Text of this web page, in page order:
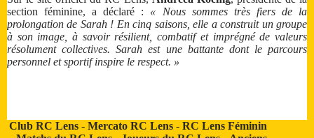
section féminine, a déclaré : « Nous sommes très fiers de la
prolongation de Sarah ! En cinq saisons, elle a construit un groupe
à son image, à savoir résilient, combatif et imprégné de valeurs
résolument collectives. Sarah est une battante dont le parcours
personnel et sportif inspire le respect. »
Club RC Lens -Mercato RC Lens -RC Lens Féminin